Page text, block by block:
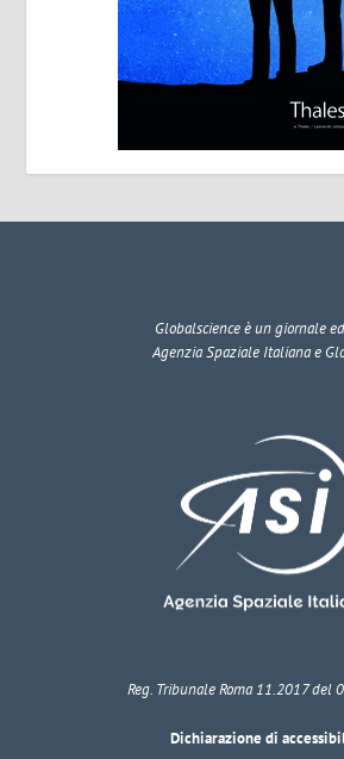
Globalscienceè un giornale
Agenzia Spaziale Italiana e
Reg. Tribunale Roma 11.2017 del
Dichiarazione di